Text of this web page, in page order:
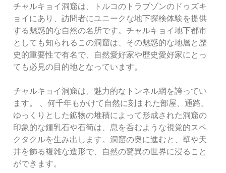
チャルキョイ洞窟は、トルコのトラブゾンのドゥズキ
ョイにあり、訪問者にユニークな地下探検体験を提供
する魅惑的な自然の名所です。チャルキョイ地下都市
としても知られるこの洞窟は、その魅惑的な地層と歴
史的重要性で有名で、自然愛好家や歴史愛好家にとっ
ても必見の目的地となっています。
チャルキョイ洞窟は、魅力的なトンネル網を誇ってい
ます。 、何千年もかけて自然に刻まれた部屋、通路。
ゆっくりとした鉱物の堆積によって形成された洞窟の
印象的な鍾乳石や石筍は、息を呑むような視覚的スペ
クタクルを生み出します。洞窟の奥に進むと、壁や天
井を飾る複雑な造形で、自然の驚異の世界に浸ること
ができます。